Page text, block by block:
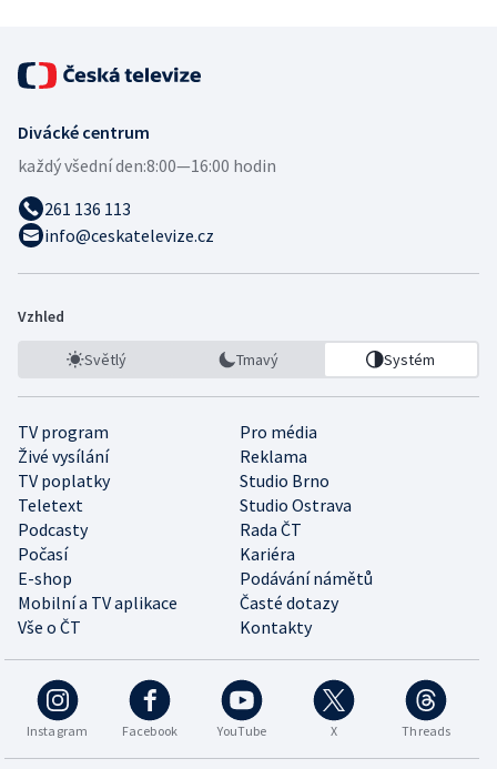
Divácké centrum
každý všední den:8:00—16:00 hodin
261 136 113
info@ceskatelevize.cz
Vzhled
Světlý Tmavý Systém
TV program
Pro média
Živé vysílání
Reklama
TV poplatky
Studio Brno
Teletext
Studio Ostrava
Podcasty
Rada ČT
Počasí
Kariéra
E-shop
Podávání námětů
Mobilní a TV aplikace
Časté dotazy
Vše o ČT
Kontakty
Instagram Facebook YouTube X Threads